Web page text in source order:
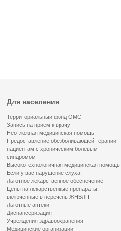
Для населения
Территориальный фонд ОМС
Запись на прием к врачу
Неотложная медицинская помощь
Предоставление обезболивающей терапии
пациентам с хроническим болевым
синдромом
Высокотехнологичная медицинская помощь
Если у вас нарушение слуха
Льготное лекарственное обеспечение
Цены на лекарственные препараты,
включенные в перечень ЖНВЛП
Льготные аптеки
Диспансеризация
Учреждения здравоохранения
Медицинские организации